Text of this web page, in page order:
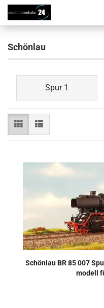
Schönlau
Spur 1
Schön­lau BR 85 007
mo­dell